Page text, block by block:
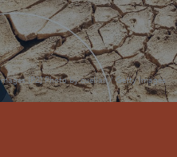
[P2] Photo by cuellar / Getty Images